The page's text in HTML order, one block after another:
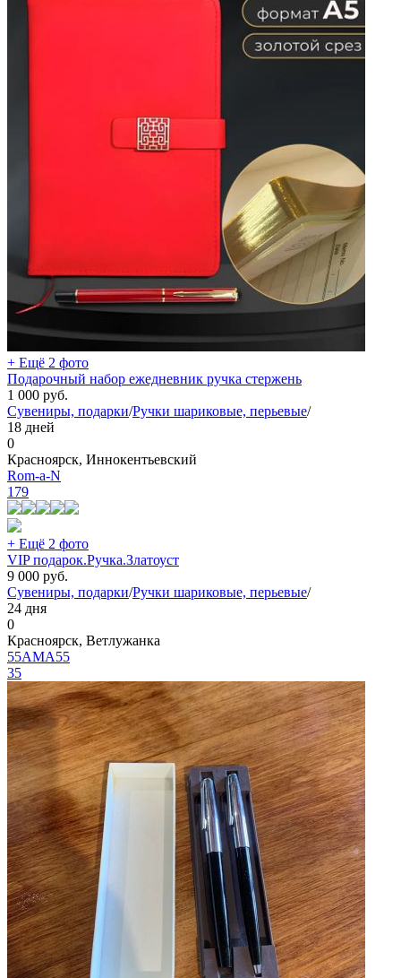
+ Ещё 2 фото
Подарочный набор ежедневник ручка стержень
1 000 руб.
Сувениры, подарки/Ручки шариковые, перьевые/
18 дней
0
Красноярск, Иннокентьевский
Rom-a-N
179
+ Ещё 2 фото
VIP подарок.Ручка.Златоуст
9 000 руб.
Сувениры, подарки/Ручки шариковые, перьевые/
24 дня
0
Красноярск, Ветлужанка
55AMA55
35